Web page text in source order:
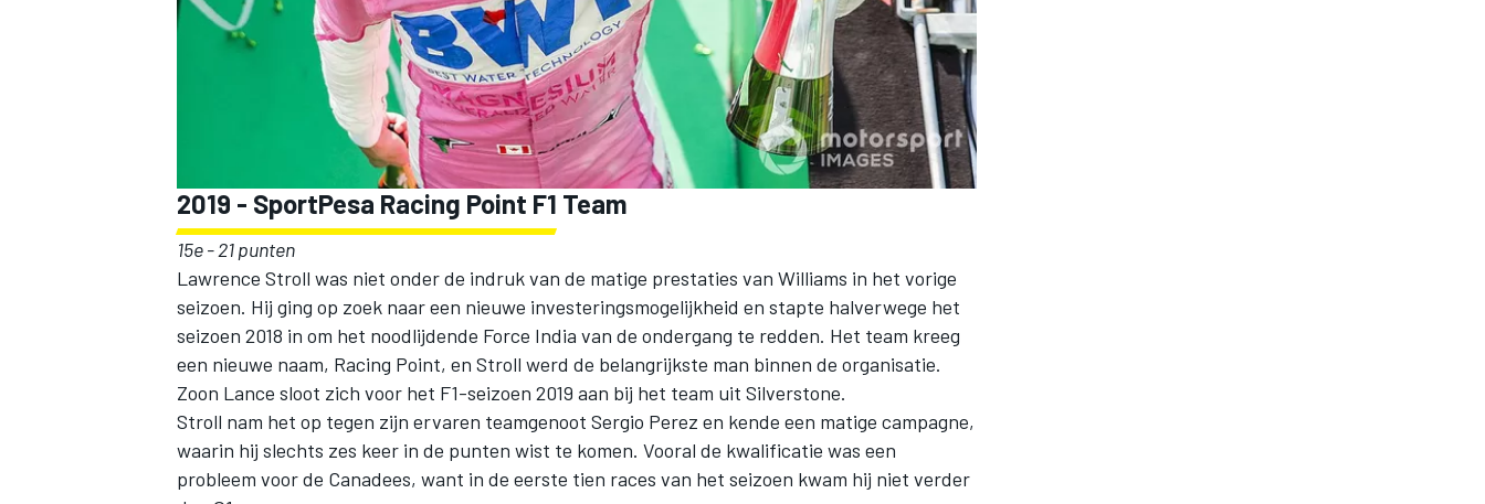
2019 - SportPesa Racing Point F1 Team
15e - 21 punten
Lawrence Stroll was niet onder de indruk van de matige prestaties van Williams in het vorige
seizoen. Hij ging op zoek naar een nieuwe investeringsmogelijkheid en stapte halverwege het
seizoen 2018 in om het noodlijdende Force India van de ondergang te redden. Het team kreeg
een nieuwe naam, Racing Point, en Stroll werd de belangrijkste man binnen de organisatie.
Zoon Lance sloot zich voor het F1-seizoen 2019 aan bij het team uit Silverstone.
Stroll nam het op tegen zijn ervaren teamgenoot Sergio Perez en kende een matige campagne,
waarin hij slechts zes keer in de punten wist te komen. Vooral de kwalificatie was een
probleem voor de Canadees, want in de eerste tien races van het seizoen kwam hij niet verder